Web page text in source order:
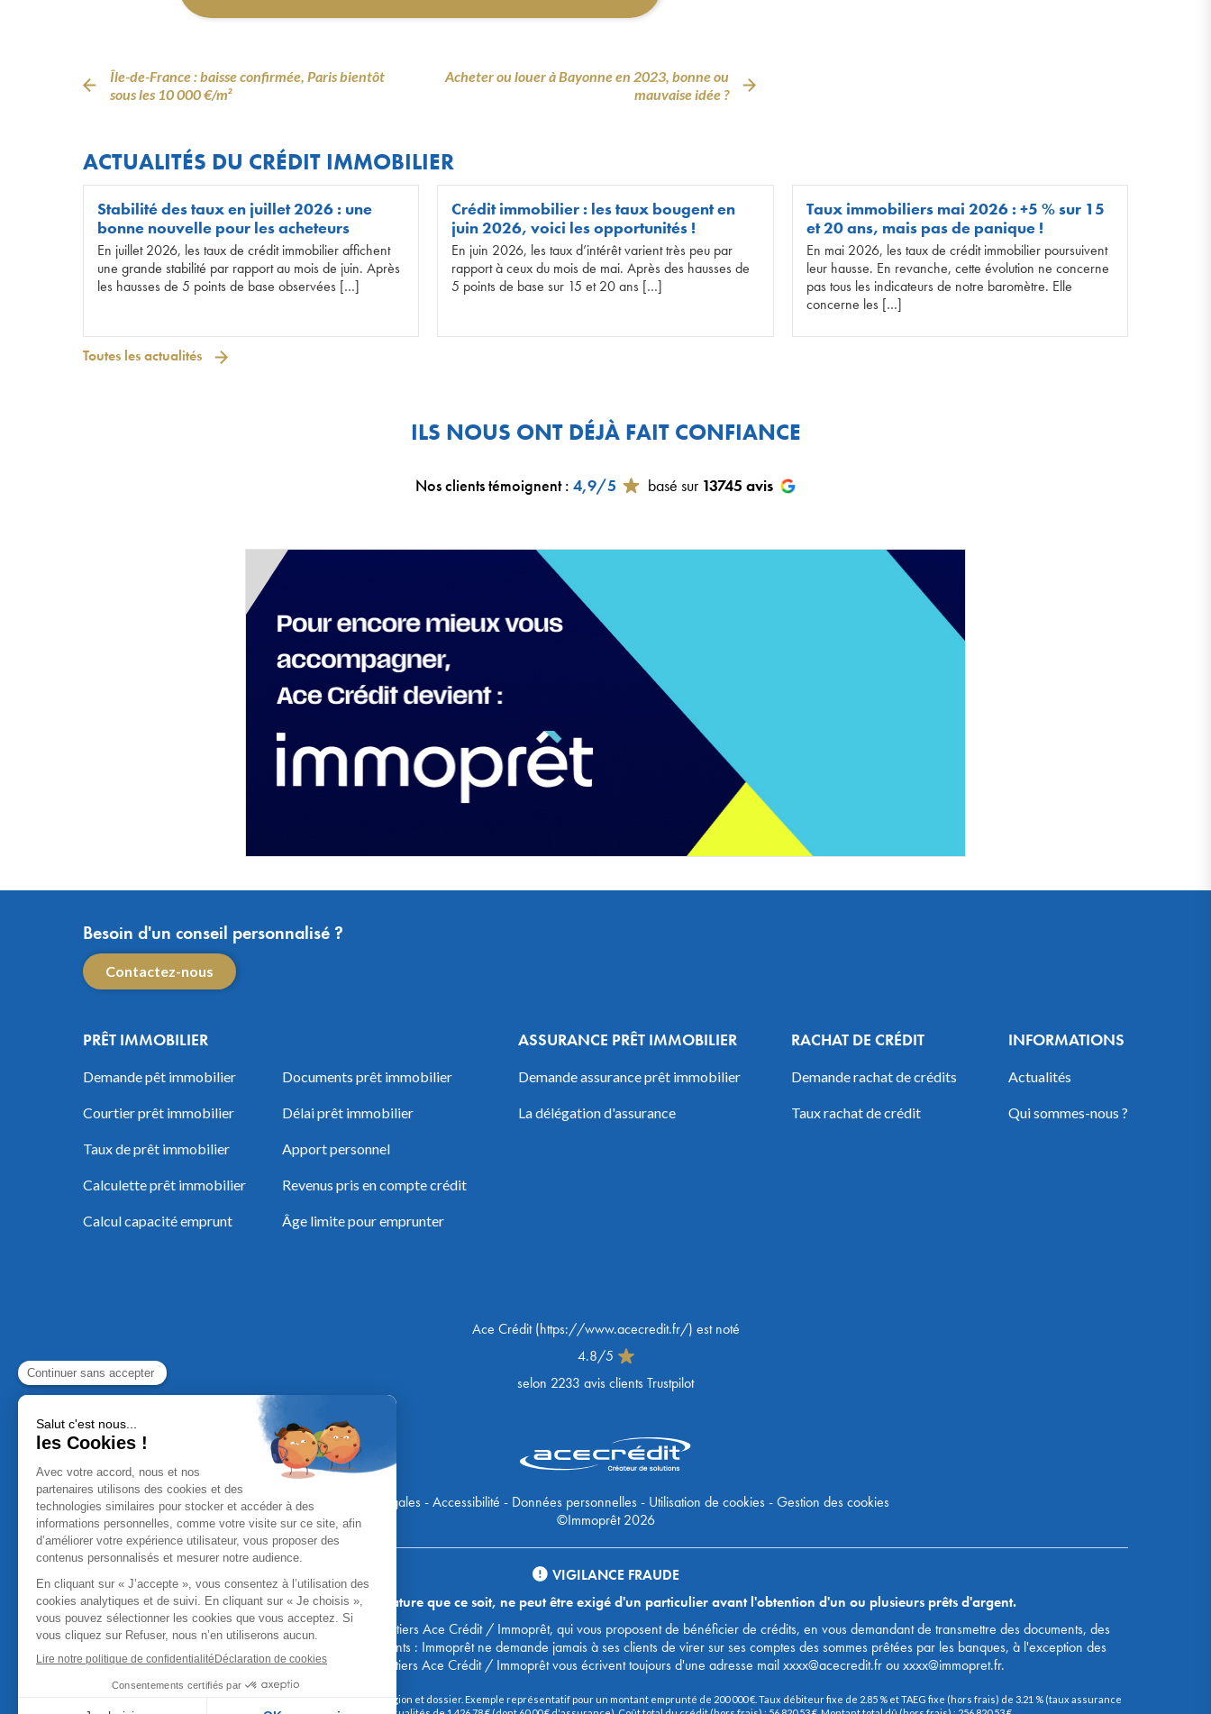
Île-de-France : baisse confirmée, Paris bientôt
sous les 10 000 €/m²
Acheter ou louer à Bayonne en 2023, bonne ou
mauvaise idée ?
ACTUALITÉS DU CRÉDIT IMMOBILIER
Stabilité des taux en juillet 2026 : une
bonne nouvelle pour les acheteurs
En juillet 2026, les taux de crédit immobilier affichent
une grande stabilité par rapport au mois de juin. Après
les hausses de 5 points de base observées […]
Crédit immobilier : les taux bougent en
juin 2026, voici les opportunités !
En juin 2026, les taux d’intérêt varient très peu par
rapport à ceux du mois de mai. Après des hausses de
5 points de base sur 15 et 20 ans […]
Taux immobiliers mai 2026 : +5 % sur 15
et 20 ans, mais pas de panique !
En mai 2026, les taux de crédit immobilier poursuivent
leur hausse. En revanche, cette évolution ne concerne
pas tous les indicateurs de notre baromètre. Elle
concerne les […]
Toutes les actualités
ILS NOUS ONT DÉJÀ FAIT CONFIANCE
Nos clients témoignent: 4,9/5 basé sur 13745 avis
Besoin d'un conseil personnalisé ?
Contactez-nous
PRÊT IMMOBILIER
Demande pêt immobilier
Courtier prêt immobilier
Taux de prêt immobilier
Calculette prêt immobilier
Calcul capacité emprunt
Documents prêt immobilier
Délai prêt immobilier
Apport personnel
Revenus pris en compte crédit
Âge limite pour emprunter
ASSURANCE PRÊT IMMOBILIER
Demande assurance prêt immobilier
La délégation d'assurance
RACHAT DE CRÉDIT
Demande rachat de crédits
Taux rachat de crédit
INFORMATIONS
Actualités
Qui sommes-nous ?
Ace Crédit(https://www.acecredit.fr/) est noté
4.8/5
selon 2233 avis clients Trustpilot
Mentions Légales-Accessibilité - Données personnelles- Utilisation de cookies-Gestion des cookies
©Immoprêt 2026
VIGILANCE FRAUDE
Aucun versement, de quelque nature que ce soit, ne peut être exigé d'un particulier avant l'obtention d'un ou plusieurs prêts d'argent.
Attention, vous pouvez être sollicités par de faux courtiers Ace Crédit / Immoprêt, qui vous proposent de bénéficier de crédits, en vous demandant de transmettre des documents, des
fonds, des coordonnées bancaires, etc. Soyez vigilants : Immoprêt ne demande jamais à ses clients de virer sur ses comptes des sommes prêtées par les banques, à l'exception des
honoraires des agences. Les courtiers Ace Crédit / Immoprêt vous écrivent toujours d'une adresse mail xxxx@acecredit.fr ou xxxx@immopret.fr.
* Taux fixe national hors assurance, pouvant varier selon votre région et dossier. Exemple représentatif pour un montant emprunté de 200 000 €. Taux débiteur fixe de 2.85 % et TAEG fixe (hors frais) de 3.21 % (taux assurance